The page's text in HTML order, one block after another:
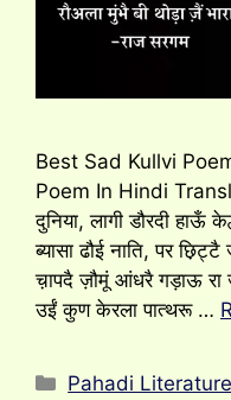
Best Sad Kullvi
Poem In Hindi
दुनिया, लागी डौरदी हाऊँ
ब्यासा ढौई नाति, पर
च़ापदै ज़ौमूं आंधरै गड़ाऊ रा
उईं कुण केरला पात्थरू …
Categories
Pahadi Literature